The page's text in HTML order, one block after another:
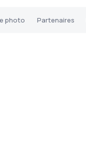
photo Partenaires